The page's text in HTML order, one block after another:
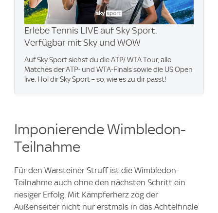
Erlebe Tennis LIVE auf Sky Sport.
Verfügbar mit Sky und WOW
Auf Sky Sport siehst du die ATP/ WTA Tour, alle
Matches der ATP- und WTA-Finals sowie die US Open
live. Hol dir Sky Sport – so, wie es zu dir passt!
Imponierende Wimbledon-
Teilnahme
Für den Warsteiner Struff ist die Wimbledon-
Teilnahme auch ohne den nächsten Schritt ein
riesiger Erfolg. Mit Kämpferherz zog der
Außenseiter nicht nur erstmals in das Achtelfinale